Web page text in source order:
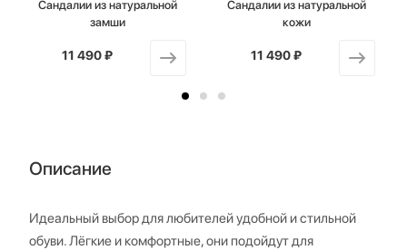
Сандалии из натуральной
замши
от
11 490 ₽
Сандалии из натуральной
кожи
от
11 490 ₽
Описание
Идеальный выбор для любителей удобной и стильной
обуви. Лёгкие и комфортные, они подойдут для